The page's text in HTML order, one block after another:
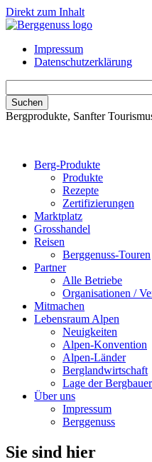
Direkt zum Inhalt
Impressum
Datenschutzerklärung
Bergprodukte, Sanfter
Berg-Produkte
Produkte
Rezepte
Zertifizierungen
Marktplatz
Grosshandel
Reisen
Berggenuss-Touren
Partner
Alle Betriebe
Organisationen /
Mitmachen
Lebensraum Alpen
Neuigkeiten
Alpen-Konvention
Alpen-Länder
Berglandwirtschaft
Lage der
Über uns
Impressum
Berggenuss
Sie sind hier